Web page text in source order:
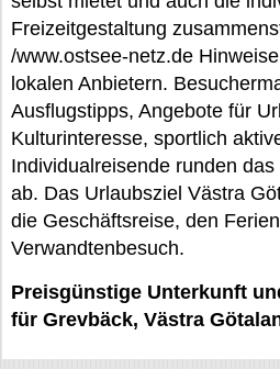
Freizeitgestaltung
/www.ostsee-netz.de
lokalen Anbietern.
Ausflugstipps, Angebote für
Kulturinteresse, sportlich
Individualreisende runden
ab. Das Urlaubsziel Västra
die Geschäftsreise, den
Verwandtenbesuch.
Preisgünstige Unterkunft
für Grevbäck, Västra